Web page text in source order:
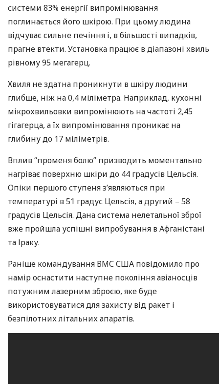
системи 83% енергії випромінювання
поглинається його шкірою. При цьому людина
відчуває сильне печіння і, в більшості випадків,
прагне втекти. Установка працює в діапазоні хвиль
рівному 95 мегагерц.
Хвиля не здатна проникнути в шкіру людини
глибше, ніж на 0,4 міліметра. Наприклад, кухонні
мікрохвильовки випромінюють на частоті 2,45
гігагерца, а їх випромінювання проникає на
глибину до 17 міліметрів.
Вплив “променя болю” призводить моментально
нагріває поверхню шкіри до 44 градусів Цельсія.
Опіки першого ступеня з’являються при
температурі в 51 градус Цельсія, а другий – 58
градусів Цельсія. Дана система нелетальної зброї
вже пройшла успішні випробування в Афганістані
та Іраку.
Раніше командування ВМССША повідомило про
намір оснастити наступне покоління авіаносців
потужним лазерним зброєю, яке буде
використовуватися для захисту від ракет і
безпілотних літальних апаратів.